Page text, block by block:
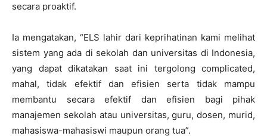
secara proaktif.
Ia mengatakan, “ELS lahir dari keprihatinan kami melihat
sistem yang ada di sekolah dan universitas di Indonesia,
yang dapat dikatakan saat ini tergolong complicated,
mahal, tidak efektif dan efisien serta tidak mampu
membantu secara efektif dan efisien bagi pihak
manajemen sekolah atau universitas, guru, dosen, murid,
mahasiswa-mahasiswi maupun orang tua”.